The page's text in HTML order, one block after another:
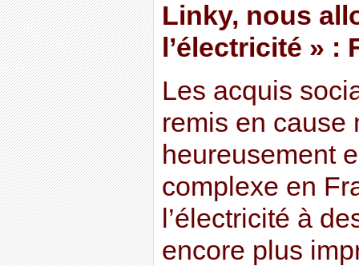
Linky, nous
l’électricité » :
Les acquis
remis en cause
heureusement
complexe en
l’électricité à
encore plus